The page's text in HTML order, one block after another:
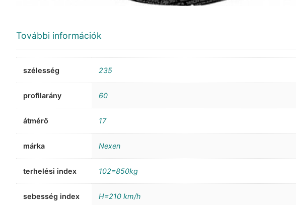
További információk
szélesség 235
profilarány 60
átmérő 17
márka Nexen
terhelési index 102=850kg
sebesség index H=210 km/h